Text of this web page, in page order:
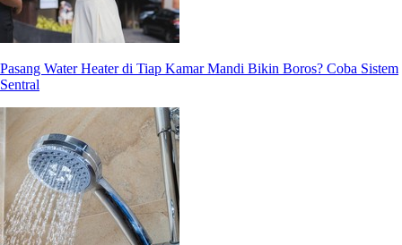
Pasang Water Heater di Tiap Kamar Mandi Bikin Boros? Coba Sistem
Sentral